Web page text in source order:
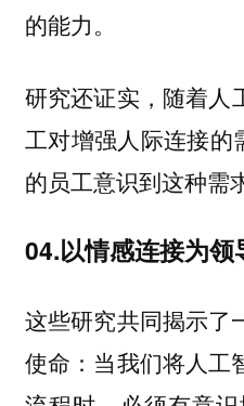
的能力。
研究还证实， 随着人
工对增强人际连接
的员工意识到这种需
04.以情感连接为领
这些研究共同揭示了
使命：当我们将人工